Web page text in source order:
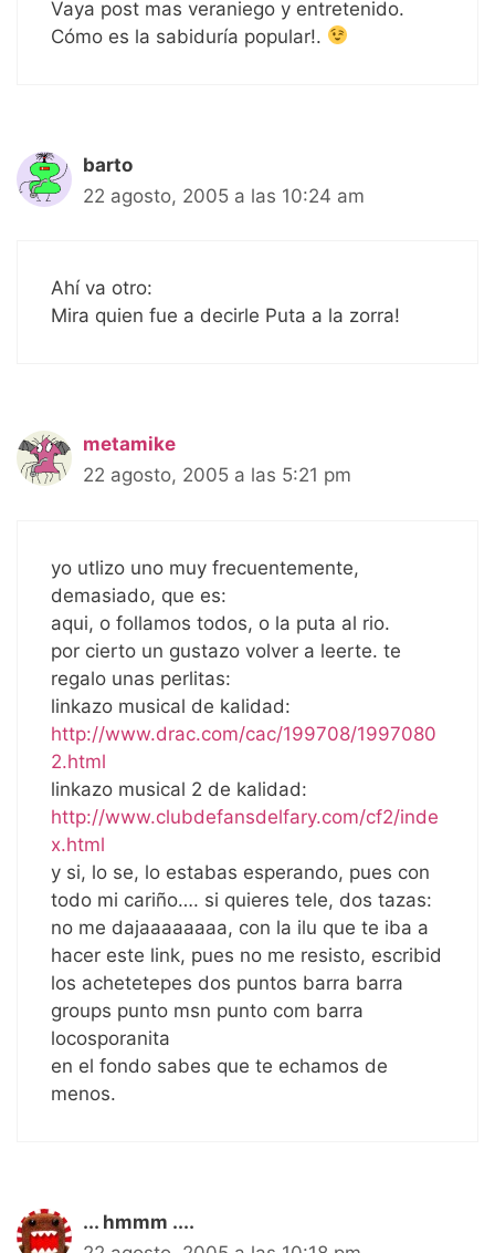
Vaya post mas veraniego y entretenido.
Cómo es la sabiduría popular!.
barto
22 agosto, 2005 a las 10:24 am
Ahí va otro:
Mira quien fue a decirle Puta a la zorra!
metamike
22 agosto, 2005 a las 5:21 pm
yo utlizo uno muy frecuentemente,
demasiado, que es:
aqui, o follamos todos, o la puta al rio.
por cierto un gustazo volver a leerte. te
regalo unas perlitas:
linkazo musical de kalidad:
http://www.drac.com/cac/199708/1997080
2.html
linkazo musical 2 de kalidad:
http://www.clubdefansdelfary.com/cf2/inde
x.html
y si, lo se, lo estabas esperando, pues con
todo mi cariño…. si quieres tele, dos tazas:
no me dajaaaaaaaa, con la ilu que te iba a
hacer este link, pues no me resisto, escribid
los achetetepes dos puntos barra barra
groups punto msn punto com barra
locosporanita
en el fondo sabes que te echamos de
menos.
... hmmm ....